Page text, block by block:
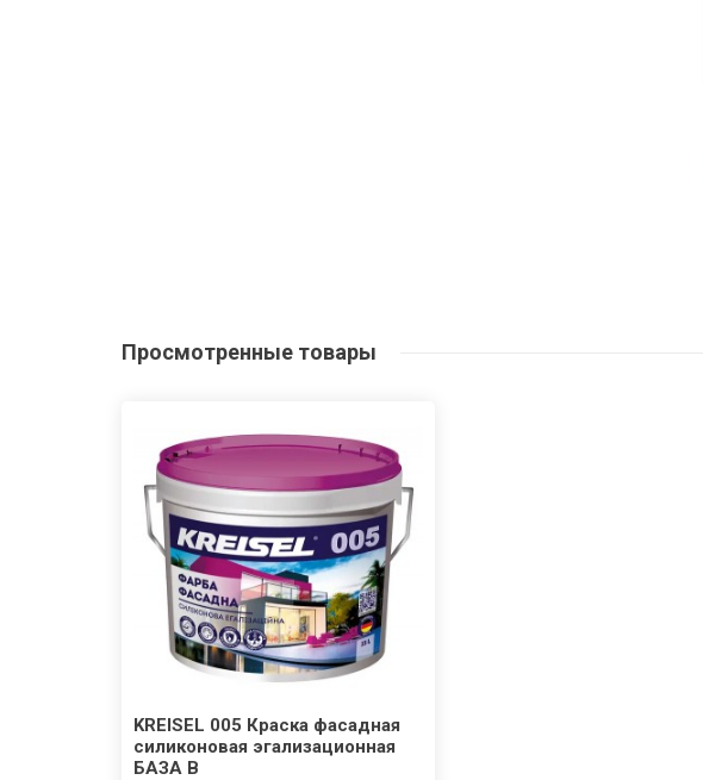
Просмотренные товары
KREISEL 005 Краска фасадная
силиконовая эгализационная
БАЗА В